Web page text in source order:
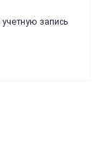
запись